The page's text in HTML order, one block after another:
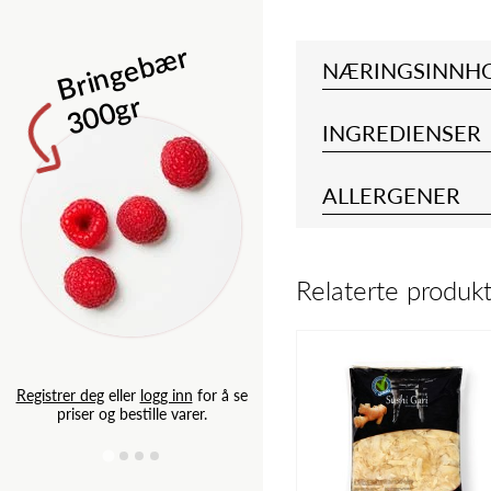
B
ri
n
g
e
b
æ
r
3
0
0
g
r
Registrer degeller logg inn for å se
priser og bestille varer.
Isbergsalat
Registrer deg
priser og bestille varer.
INGREDIENSER
ALLERGENER
Relaterte